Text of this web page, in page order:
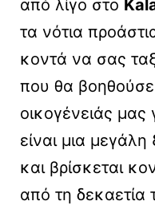
από λίγο στο
τα νότια
κοντά να σας
που θα
οικογένειάς μας
είναι μια
και βρίσκεται
από τη δεκαετία